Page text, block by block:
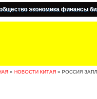
экономика финансы
» НОВОСТИ КИТАЯ » РОССИЯ